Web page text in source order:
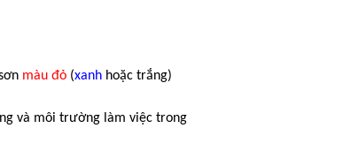
màu đỏ(xanhhoặc trắng)
và môi trường làm việc trong